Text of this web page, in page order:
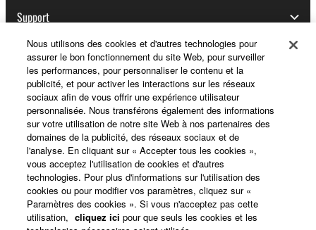
Support
Yamaha Music ID - Enregistrement
A propos de Yamaha
France - French
Professionnel
Nous utilisons des cookies et d'autres technologies pour
assurer le bon fonctionnement du site Web, pour surveiller
les performances, pour personnaliser le contenu et la
publicité, et pour activer les interactions sur les réseaux
sociaux afin de vous offrir une expérience utilisateur
personnalisée. Nous transférons également des informations
sur votre utilisation de notre site Web à nos partenaires des
domaines de la publicité, des réseaux sociaux et de
l'analyse. En cliquant sur « Accepter tous les cookies »,
vous acceptez l'utilisation de cookies et d'autres
technologies. Pour plus d'informations sur l'utilisation des
cookies ou pour modifier vos paramètres, cliquez sur «
Paramètres des cookies ». Si vous n'acceptez pas cette
utilisation, cliquez ici pour que seuls les cookies et les